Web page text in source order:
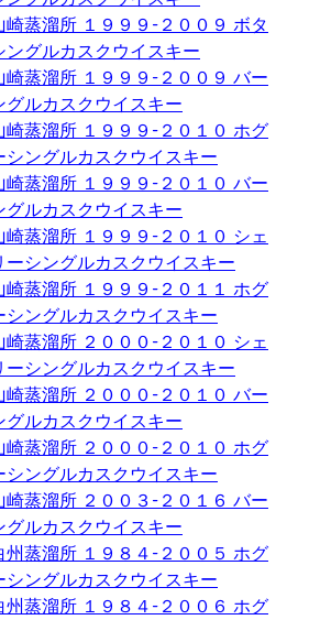
蒸溜所 １９９９-２００９ ボタ
ングルカスクウイスキー
蒸溜所 １９９９-２００９ バー
グルカスクウイスキー
崎蒸溜所 １９９９-２０１０ ホグ
ングルカスクウイスキー
蒸溜所 １９９９-２０１０ バー
グルカスクウイスキー
蒸溜所 １９９９-２０１０ シェ
ーシングルカスクウイスキー
崎蒸溜所 １９９９-２０１１ ホグ
ングルカスクウイスキー
蒸溜所 ２０００-２０１０ シェ
ーシングルカスクウイスキー
蒸溜所 ２０００-２０１０ バー
グルカスクウイスキー
崎蒸溜所 ２０００-２０１０ ホグ
ングルカスクウイスキー
蒸溜所 ２００３-２０１６ バー
グルカスクウイスキー
州蒸溜所 １９８４-２００５ ホグ
ングルカスクウイスキー
州蒸溜所 １９８４-２００６ ホグ